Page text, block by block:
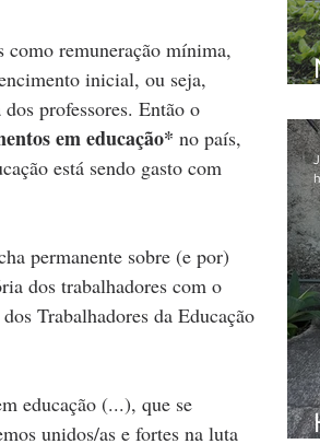
como remuneração mínima,
inicial, ou seja,
professores. Então o
em educação* no país,
está sendo gasto com
permanente sobre (e por)
dos trabalhadores com o
Trabalhadores da Educação
educação (...), que se
unidos/as e fortes na luta